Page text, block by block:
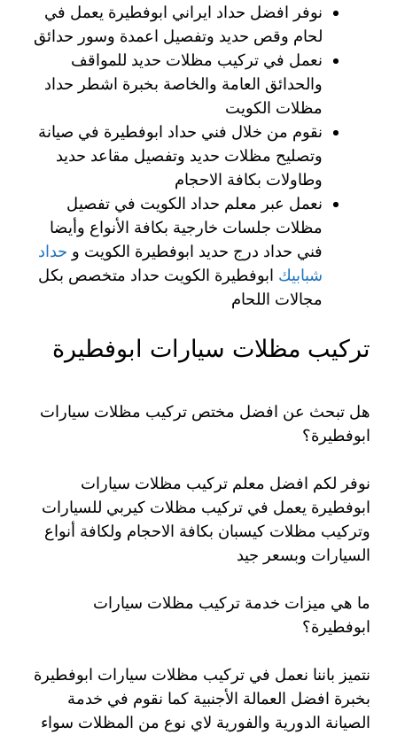
نوفر افضل حداد ايراني ابوفطيرة يعمل في
لحام وقص حديد وتفصيل اعمدة وسور حدائق
نعمل في تركيب مظلات حديد للمواقف
والحدائق العامة والخاصة بخبرة اشطر حداد
مظلات الكويت
نقوم من خلال فني حداد ابوفطيرة في صيانة
وتصليح مظلات حديد وتفصيل مقاعد حديد
وطاولات بكافة الاحجام
نعمل عبر معلم حداد الكويت في تفصيل
مظلات جلسات خارجية بكافة الأنواع وأيضا
فني حداد درج حديد ابوفطيرة الكويت و حداد
شبابيك ابوفطيرة الكويت حداد متخصص بكل
مجالات اللحام
تركيب مظلات سيارات ابوفطيرة
هل تبحث عن افضل مختص تركيب مظلات سيارات
ابوفطيرة؟
نوفر لكم افضل معلم تركيب مظلات سيارات
ابوفطيرة يعمل في تركيب مظلات كيربي للسيارات
وتركيب مظلات كيسبان بكافة الاحجام ولكافة أنواع
السيارات وبسعر جيد
ما هي ميزات خدمة تركيب مظلات سيارات
ابوفطيرة؟
نتميز باننا نعمل في تركيب مظلات سيارات ابوفطيرة
بخبرة افضل العمالة الأجنبية كما نقوم في خدمة
الصيانة الدورية والفورية لاي نوع من المظلات سواء